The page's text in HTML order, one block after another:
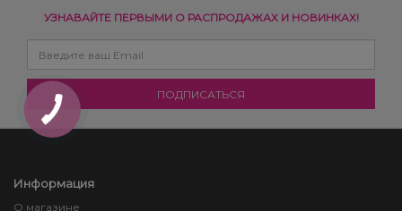
УЗНАВАЙТЕ ПЕРВЫМИ О РАСПРОДАЖАХ И НОВИНКАХ!
Информация
О магазине